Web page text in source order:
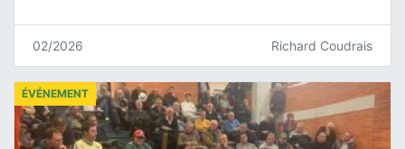
02/2026 Richard Coudrais
ÉVÉNEMENT